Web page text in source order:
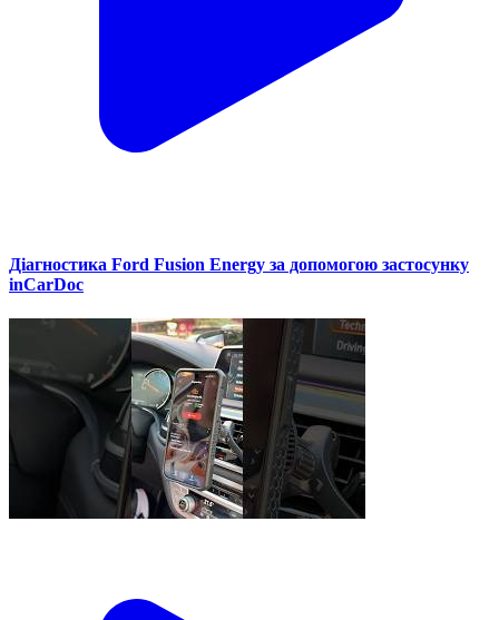
Діагностика Ford Fusion Energy за допомогою застосунку
inCarDoc